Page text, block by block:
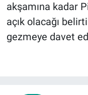
akşamına kadar
açık olacağı
gezmeye davet